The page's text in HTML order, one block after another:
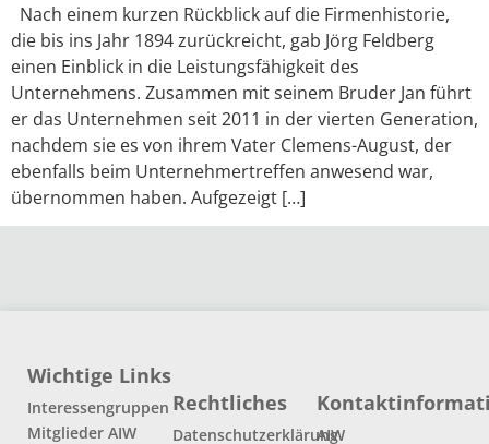
Nach einem kurzen Rückblick auf die Firmenhistorie,
die bis ins Jahr 1894 zurückreicht, gab Jörg Feldberg
einen Einblick in die Leistungsfähigkeit des
Unternehmens. Zusammen mit seinem Bruder Jan führt
er das Unternehmen seit 2011 in der vierten Generation,
nachdem sie es von ihrem Vater Clemens-August, der
ebenfalls beim Unternehmertreffen anwesend war,
übernommen haben. Aufgezeigt […]
Wichtige Links
Interessengruppen
Mitglieder AIW
Rechtliches
Datenschutzerklärung
AIW